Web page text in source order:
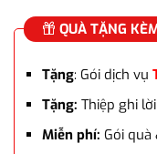
QUÀ TẶNG
Tặng: Gói dịch vụ
Tặng: Thiệp ghi
Miễn phí: Gói